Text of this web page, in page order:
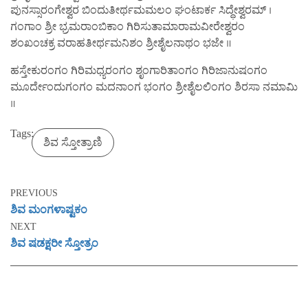
ಪುನಸ್ಸಾರಂಗೇಶ್ವರ ಬಿಂದುತೀರ್ಥಮಮಲಂ ಘಂಟಾರ್ಕ ಸಿದ್ಧೇಶ್ವರಮ್ ।
ಗಂಗಾಂ ಶ್ರೀ ಭ್ರಮರಾಂಬಿಕಾಂ ಗಿರಿಸುತಾಮಾರಾಮವೀರೇಶ್ವರಂ
ಶಂಖಂಚಕ್ರ ವರಾಹತೀರ್ಥಮನಿಶಂ ಶ್ರೀಶೈಲನಾಥಂ ಭಜೇ ॥
ಹಸ್ತೇಕುರಂಗಂ ಗಿರಿಮಧ್ಯರಂಗಂ ಶೃಂಗಾರಿತಾಂಗಂ ಗಿರಿಜಾನುಷಂಗಂ
ಮೂರ್ದೇಂದುಗಂಗಂ ಮದನಾಂಗ ಭಂಗಂ ಶ್ರೀಶೈಲಲಿಂಗಂ ಶಿರಸಾ ನಮಾಮಿ
॥
Tags:
ಶಿವ ಸ್ತೋತ್ರಾಣಿ
PREVIOUS
ಶಿವ ಮಂಗಳಾಷ್ಟಕಂ
NEXT
ಶಿವ ಷಡಕ್ಷರೀ ಸ್ತೋತ್ರಂ